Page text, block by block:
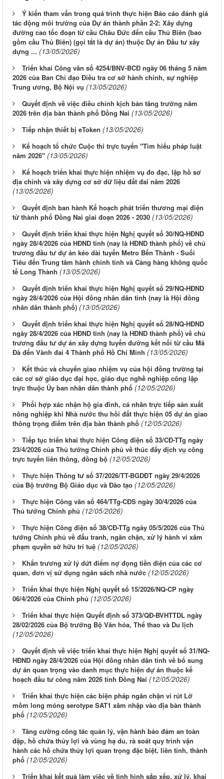
Ý kiến tham vấn trong quá trình thực hiện Báo cáo đánh giá
tác động môi trường của Dự án thành phần 2-2: Xây dựng
đường cao tốc đoạn từ cầu Châu Đức đến cầu Thủ Biên (bao
gồm cầu Thủ Biên) (gọi tắt là dự án) thuộc Dự án Đầu tư xây
dựng ... (13/05/2026)
Triển khai Công văn số 4254/BNV-BCĐ ngày 06 tháng 5 năm
2026 của Ban Chỉ đạo Điều tra cơ sở hành chính, sự nghiệp
Trung ương, Bộ Nội vụ (13/05/2026)
Quyết định về việc điều chỉnh kịch bản tăng trưởng năm
2026 trên địa bàn thành phố Đồng Nai (13/05/2026)
Tiếp nhận thiết bị eToken (13/05/2026)
Kế hoạch tổ chức Cuộc thi trực tuyến "Tìm hiểu pháp luật
năm 2026" (13/05/2026)
Kế hoạch triển khai thực hiện nhiệm vụ đo đạc, lập hồ sơ
địa chính và xây dựng cơ sở dữ liệu đất đai năm 2026
(13/05/2026)
Quyết định ban hành Kế hoạch phát triển thương mại điện
tử thành phố Đồng Nai giai đoạn 2026 - 2030 (13/05/2026)
Quyết định triển khai thực hiện Nghị quyết số 30/NQ-HĐND
ngày 28/4/2026 của HĐND tỉnh (nay là HĐND thành phố) về chủ
trương đầu tư dự án kéo dài tuyến Metro Bến Thành - Suối
Tiêu đến Trung tâm hành chính tỉnh và Cảng hàng không quốc
tế Long Thành (13/05/2026)
Quyết định triển khai thực hiện Nghị quyết số 29/NQ-HĐND
ngày 28/4/2026 của Hội đồng nhân dân tỉnh (nay là Hội đồng
nhân dân thành phố) (13/05/2026)
Quyết định triển khai thực hiện Nghị quyết số 28/NQ-HĐND
ngày 28/4/2026 của HĐND tỉnh (nay là HĐND thành phố) về chủ
trương đầu tư dự án xây dựng tuyến đường kết nối từ cầu Mã
Đà đến Vành đai 4 Thành phố Hồ Chí Minh (13/05/2026)
Kết thúc và chuyển giao nhiệm vụ của hội đồng trường tại
các cơ sở giáo dục đại học, giáo dục nghề nghiệp công lập
trực thuộc Ủy ban nhân dân thành phố (12/05/2026)
Phối hợp xác nhận hộ gia đình, cá nhân trực tiếp sản xuất
nông nghiệp khi Nhà nước thu hồi đất thực hiện 05 dự án giao
thông trọng điểm trên địa bàn thành phố (12/05/2026)
Tiếp tục triển khai thực hiện Công điện số 33/CĐ-TTg ngày
23/4/2026 của Thủ tướng Chính phủ về thúc đẩy dịch vụ công
trực tuyến liên thông, đồng bộ (12/05/2026)
Thực hiện Thông tư số 37/2026/TT-BGDĐT ngày 29/4/2026
của Bộ trưởng Bộ Giáo dục và Đào tạo (12/05/2026)
Thực hiện Công văn số 464/TTg-CĐS ngày 30/4/2026 của
Thủ tướng Chính phủ (12/05/2026)
Thực hiện Công điện số 38/CĐ-TTg ngày 05/5/2026 của Thủ
tướng Chính phủ về đấu tranh, ngăn chặn, xử lý hành vi xâm
phạm quyền sở hữu trí tuệ (12/05/2026)
Khẩn trương xử lý dứt điểm nợ đọng tiền điện của các cơ
quan, đơn vị sử dụng ngân sách nhà nước (12/05/2026)
Triển khai thực hiện Nghị quyết số 15/2026/NQ-CP ngày
06/4/2026 của Chính phủ (12/05/2026)
Triển khai thực hiện Quyết định số 373/QĐ-BVHTTDL ngày
28/02/2026 của Bộ trưởng Bộ Văn hóa, Thể thao và Du lịch
(12/05/2026)
Quyết định về việc triển khai thực hiện Nghị quyết số 31/NQ-
HĐND ngày 28/4/2026 của Hội đồng nhân dân tỉnh về bổ sung
dự án quan trọng vào danh mục thực hiện dự án thuộc kế
hoạch đầu tư công năm 2026 tỉnh Đồng Nai (12/05/2026)
Triển khai thực hiện các biện pháp ngăn chặn vi rút Lở
mồm long móng serotype SAT1 xâm nhập vào địa bàn thành
phố (12/05/2026)
Tăng cường công tác quản lý, vận hành bảo đảm an toàn
đập, hồ chứa thủy lợi và vùng hạ du, rà soát quy trình vận
hành các hồ chứa thủy lợi quan trọng đặc biệt, liên tỉnh, thành
phố (12/05/2026)
Triển khai kết quả làm việc về tình hình sắp xếp, xử lý, khai